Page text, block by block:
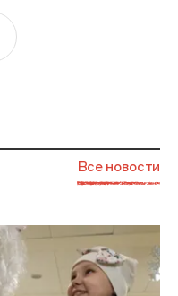
Все новости